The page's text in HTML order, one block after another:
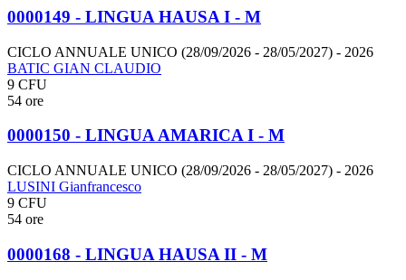
0000149 - LINGUA HAUSA I - M
CICLO ANNUALE UNICO (28/09/2026 - 28/05/2027) - 2026
BATIC GIAN CLAUDIO
9 CFU
54 ore
0000150 - LINGUA AMARICA I - M
CICLO ANNUALE UNICO (28/09/2026 - 28/05/2027) - 2026
LUSINI Gianfrancesco
9 CFU
54 ore
0000168 - LINGUA HAUSA II - M